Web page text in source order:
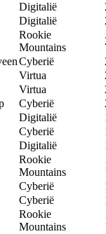
Digitalië
Digitalië
Rookie
Mountains
Cyberië
Virtua
Virtua
Cyberië
Digitalië
Cyberië
Digitalië
Rookie
Mountains
Cyberië
Cyberië
Rookie
Mountains